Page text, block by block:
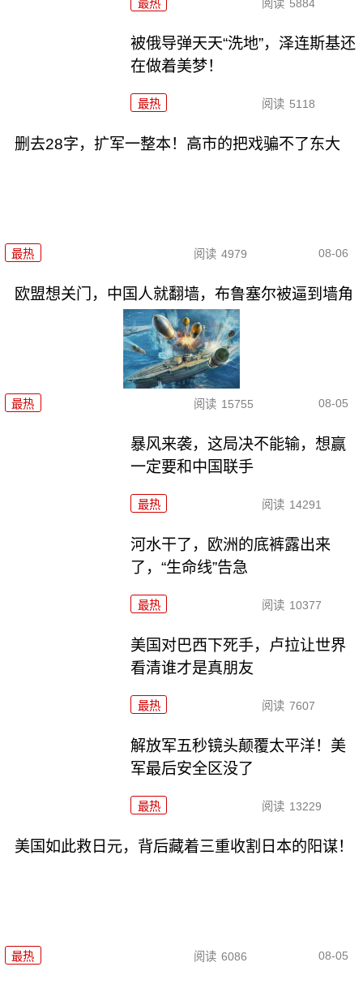
最热 阅读 5884
被俄导弹天天“洗地”，泽连斯基还
在做着美梦！
最热 阅读 5118
删去28字，扩军一整本！高市的把戏骗不了东大
最热 阅读 4979 08-06
欧盟想关门，中国人就翻墙，布鲁塞尔被逼到墙角
最热 阅读 15755 08-05
暴风来袭，这局决不能输，想赢
一定要和中国联手
最热 阅读 14291
河水干了，欧洲的底裤露出来
了，“生命线”告急
最热 阅读 10377
美国对巴西下死手，卢拉让世界
看清谁才是真朋友
最热 阅读 7607
解放军五秒镜头颠覆太平洋！美
军最后安全区没了
最热 阅读 13229
美国如此救日元，背后藏着三重收割日本的阳谋！
最热 阅读 6086 08-05